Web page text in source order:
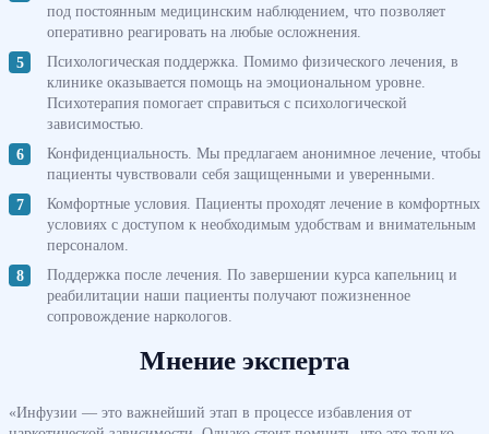
под постоянным медицинским наблюдением, что позволяет
оперативно реагировать на любые осложнения.
Психологическая поддержка. Помимо физического лечения, в
клинике оказывается помощь на эмоциональном уровне.
Психотерапия помогает справиться с психологической
зависимостью.
Конфиденциальность. Мы предлагаем анонимное лечение, чтобы
пациенты чувствовали себя защищенными и уверенными.
Комфортные условия. Пациенты проходят лечение в комфортных
условиях с доступом к необходимым удобствам и внимательным
персоналом.
Поддержка после лечения. По завершении курса капельниц и
реабилитации наши пациенты получают пожизненное
сопровождение наркологов.
Мнение эксперта
«Инфузии — это важнейший этап в процессе избавления от